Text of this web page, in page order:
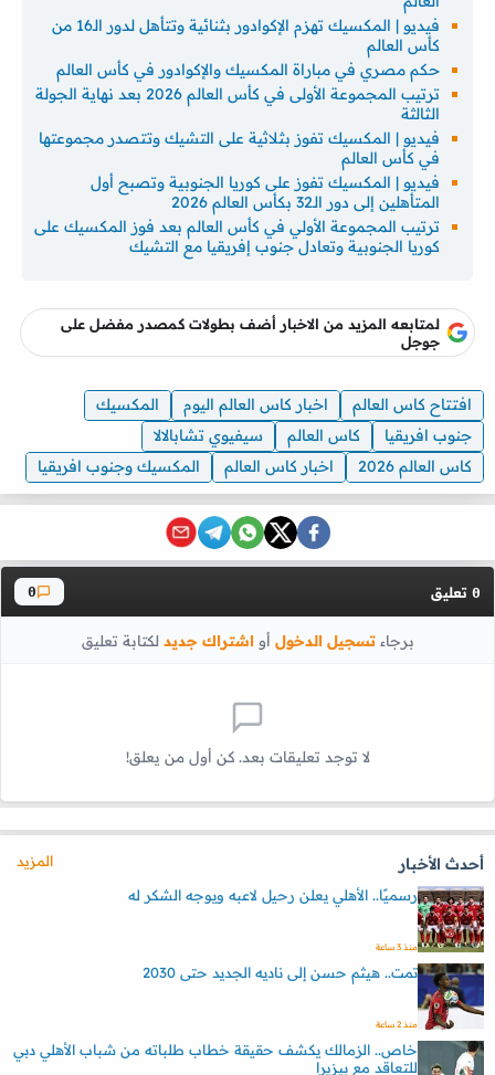
فيديو | المكسيك تهزم الإكوادور بثنائية وتتأهل لدور الـ16 من
كأس العالم
حكم مصري في مباراة المكسيك والإكوادور في كأس العالم
ترتيب المجموعة الأولى في كأس العالم 2026 بعد نهاية الجولة
الثالثة
فيديو | المكسيك تفوز بثلاثية على التشيك وتتصدر مجموعتها
في كأس العالم
فيديو | المكسيك تفوز على كوريا الجنوبية وتصبح أول
المتأهلين إلى دور الـ32 بكأس العالم 2026
ترتيب المجموعة الأولي في كأس العالم بعد فوز المكسيك على
كوريا الجنوبية وتعادل جنوب إفريقيا مع التشيك
لمتابعه المزيد من الاخبار أضف بطولات كمصدر مفضل على
جوجل
افتتاح كاس العالم اخبار كاس العالم اليوم
المكسيك
جنوب افريقيا
كاس العالم
سيفيوي تشابالالا
كاس العالم 2026
اخبار كاس العالم المكسيك وجنوب افريقيا
0 تعليق 0
برجاءتسجيل الدخول أواشتراك جديد لكتابة تعليق
لا توجد تعليقات بعد. كن أول من يعلق!
أحدث الأخبار
المزيد
رسميًا.. الأهلي يعلن رحيل لاعبه ويوجه الشكر له
منذ 3 ساعة
تمت.. هيثم حسن إلى ناديه الجديد حتى 2030
منذ 2 ساعة
خاص.. الزمالك يكشف حقيقة خطاب طلباته من شباب الأهلي دبي
للتعاقد مع بيزيرا